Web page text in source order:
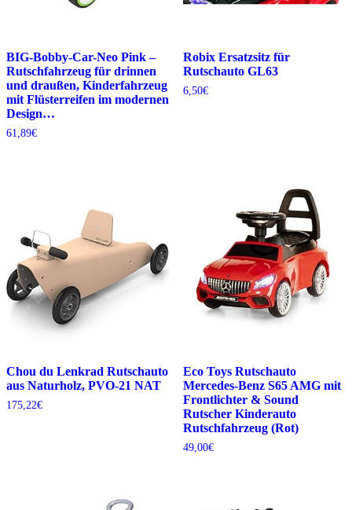
BIG-Bobby-Car-Neo Pink –
Rutschfahrzeug für drinnen
und draußen, Kinderfahrzeug
mit Flüsterreifen im modernen
Design…
61,89€
Robix Ersatzsitz für
Rutschauto GL63
6,50€
Chou du Lenkrad Rutschauto
aus Naturholz, PVO-21 NAT
175,22€
Eco Toys Rutschauto
Mercedes-Benz S65 AMG mit
Frontlichter & Sound
Rutscher Kinderauto
Rutschfahrzeug (Rot)
49,00€